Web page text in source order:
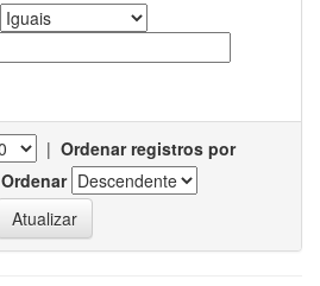
| Ordenar registros por
Ordenar